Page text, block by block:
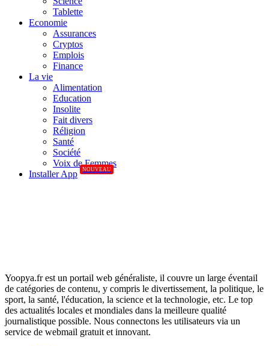
Tablette
Economie
Assurances
Cryptos
Emplois
Finance
La vie
Alimentation
Education
Insolite
Fait divers
Réligion
Santé
Société
Voix de Femmes
Installer App
NOUVEAU
Yoopya.fr est un portail web généraliste, il couvre un large éventail
de catégories de contenu, y compris le divertissement, la politique, le
sport, la santé, l'éducation, la science et la technologie, etc. Le top
des actualités locales et mondiales dans la meilleure qualité
journalistique possible. Nous connectons les utilisateurs via un
service de webmail gratuit et innovant.